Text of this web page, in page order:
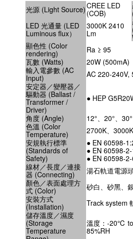
光源 (Light Source)CREE LED
(COB)
LED 光通量 (LED
Luminous flux）
3000K 2410
Lm
顯色性 (Color
rendering)
Ra ≥ 95
瓦數 (Watts)
20W (500mA)
輸入電參數 (AC
Input)
AC 220-240V,
安定器／變壓器／
驅動器 (Ballast /
Transformer /
Driver)
● HEP
角度 (Angle)
12°、20°、
色溫 (Color
Temperature)
2700K、
安規執行標準
(Standards of
Safety)
● EN 60598-
● EN 60598-
● EN 60598-
線材／長度／連接
器 (Connecting)
湯石軌道電源
顏色／表面處理方
式 (Color)
砂白、砂黑、
安裝方式
(Installation)
Track system
儲存溫度／濕度
(Storage
Temperature
溫度：-20℃
85%RH